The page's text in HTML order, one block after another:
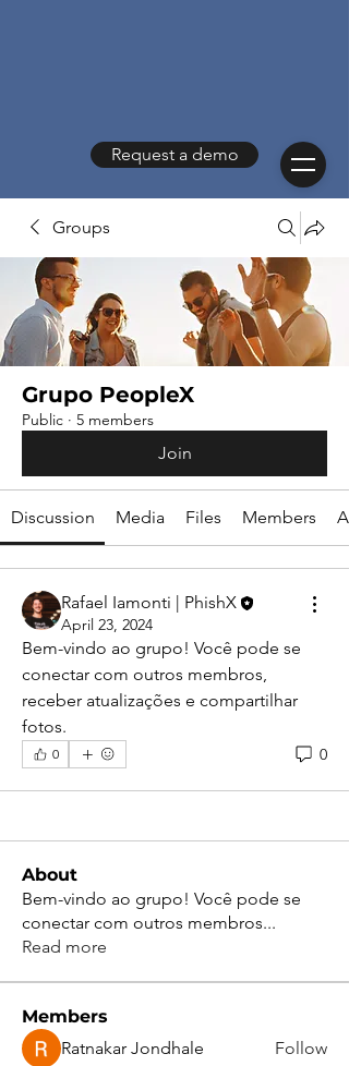
Request a demo
Groups
Grupo PeopleX
Public · 5 members
Join
Discussion Media Files Members
Rafael Iamonti | PhishX
April 23, 2024
Bem-vindo ao grupo! Você pode se
conectar com outros membros,
receber atualizações e compartilhar
fotos.
0 0
About
Bem-vindo ao grupo! Você pode se
conectar com outros membros...
Read more
Members
Ratnakar Jondhale
Follow